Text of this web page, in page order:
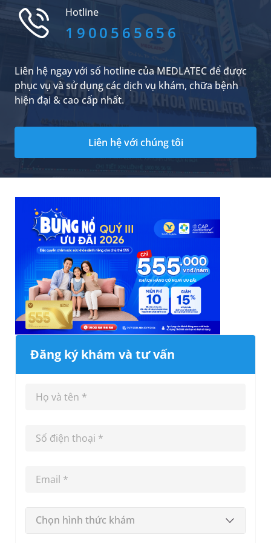
tổng hợp kiến thức y khoa sau đây.
Hotline
1900565656
Liên hệ ngay với số hotline của MEDLATEC để được
phục vụ và sử dụng các dịch vụ khám, chữa bệnh
hiện đại & cao cấp nhất.
Liên hệ với chúng tôi
Đăng ký khám và tư vấn
Chọn hình thức khám